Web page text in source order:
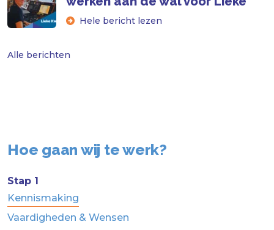
Hele bericht lezen
Alle berichten
Hoe gaan wij te werk?
Stap 1
Kennismaking
Vaardigheden & Wensen